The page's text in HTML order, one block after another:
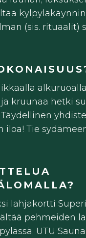
(sis. rituaalit)
kruunaa hetki
iloa! Tie
lahjakortti
pehmeiden
UTU